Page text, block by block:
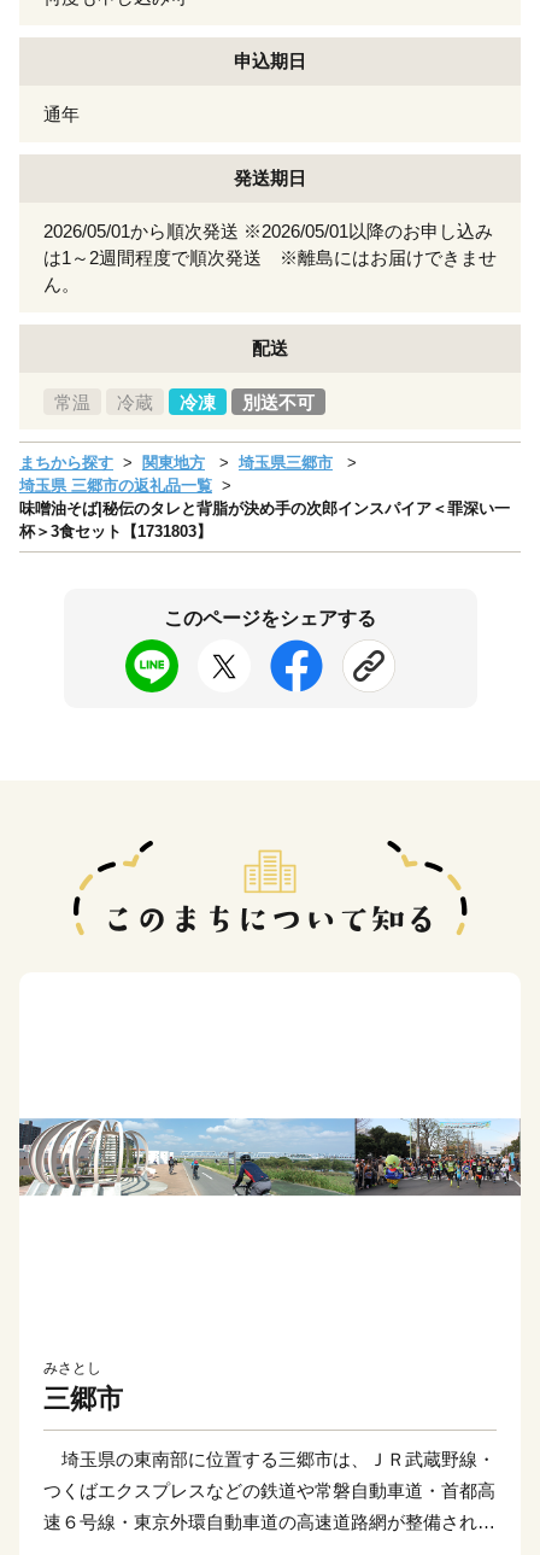
申込期日
通年
発送期日
2026/05/01から順次発送 ※2026/05/01以降のお申し込み
は1～2週間程度で順次発送 ※離島にはお届けできませ
ん。
配送
常温 冷蔵 冷凍 別送不可
まちから探す 関東地方
埼玉県三郷市
埼玉県 三郷市の返礼品一覧
味噌油そば|秘伝のタレと背脂が決め手の次郎インスパイア＜罪深い一
杯＞3食セット【1731803】
このページをシェアする
みさとし
三郷市
埼玉県の東南部に位置する三郷市は、ＪＲ武蔵野線・
つくばエクスプレスなどの鉄道や常磐自動車道・首都高
速６号線・東京外環自動車道の高速道路網が整備されて